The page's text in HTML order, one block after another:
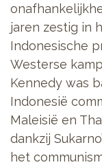
jaren zestig in
Indonesische
Westerse
Kennedy was
Indonesië
Maleisië en
dankzij
het